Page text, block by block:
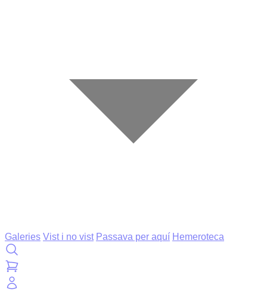
Galeries Vist i no vist Passava per aquí Hemeroteca